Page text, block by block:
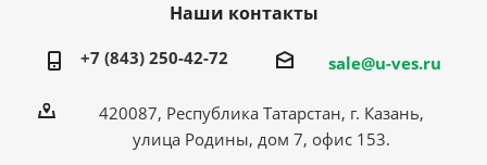
Наши контакты
+7 (843) 250-42-72 sale@u-ves.ru
420087, Республика Татарстан, г. Казань,
улица Родины, дом 7, офис 153.